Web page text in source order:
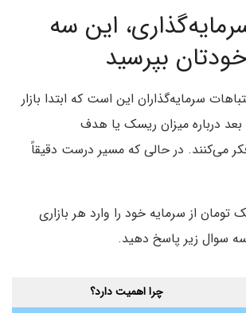
این سه
بپرسید
سرمایه‌گذاران این است که ابتدا بازار
بعد درباره میزان ریسک یا هدف
می‌کنند. در حالی که مسیر درست دقیقاً
از سرمایه خود را وارد هر بازاری
سوال زیر پاسخ دهید.
چرا اهمیت دارد؟